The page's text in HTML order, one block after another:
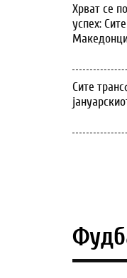
Хрват се
успех:
Сите